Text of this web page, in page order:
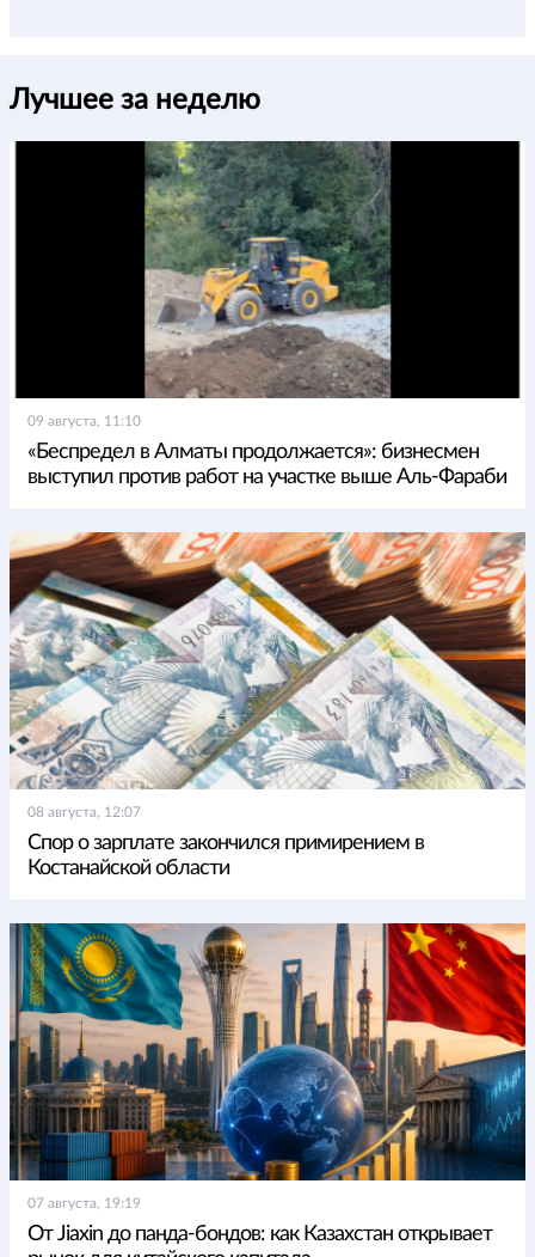
Лучшее за неделю
09 августа, 11:10
«Беспредел в Алматы продолжается»: бизнесмен
выступил против работ на участке выше Аль-Фараби
08 августа, 12:07
Спор о зарплате закончился примирением в
Костанайской области
07 августа, 19:19
От Jiaxin до панда-бондов: как Казахстан открывает